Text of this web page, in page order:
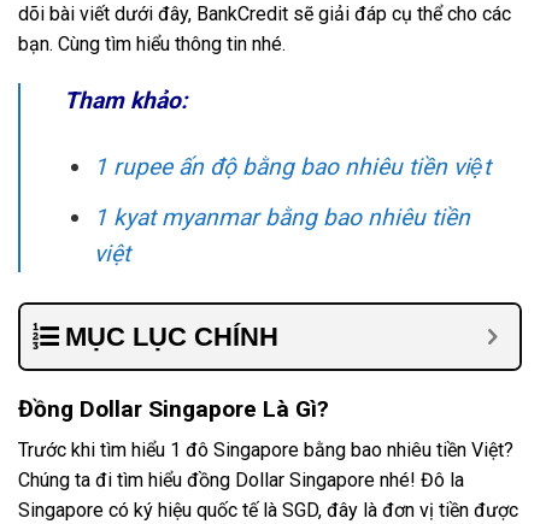
dõi bài viết dưới đây, BankCredit sẽ giải đáp cụ thể cho các
bạn. Cùng tìm hiểu thông tin nhé.
Tham khảo:
1 rupee ấn độ bằng bao nhiêu tiền việt
1 kyat myanmar bằng bao nhiêu tiền
việt
MỤC LỤC CHÍNH
Đồng Dollar Singapore Là Gì?
Trước khi tìm hiểu 1 đô Singapore bằng bao nhiêu tiền Việt?
Chúng ta đi tìm hiểu đồng Dollar Singapore nhé! Đô la
Singapore có ký hiệu quốc tế là SGD, đây là đơn vị tiền được